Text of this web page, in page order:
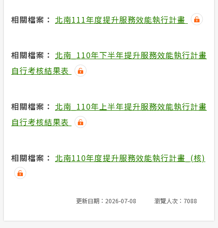
相關檔案： 北南111年度提升服務效能執行計畫
相關檔案： 北南_110年下半年提升服務效能執行計畫
自行考核結果表
相關檔案： 北南_110年上半年提升服務效能執行計畫
自行考核結果表
相關檔案： 北南110年度提升服務效能執行計畫_(核)
更新日期：2026-07-08 瀏覽人次：7088